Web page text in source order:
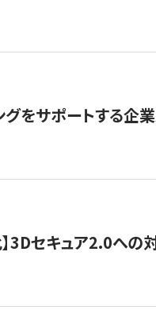
をサポートする企
3Dセキュア2.0への